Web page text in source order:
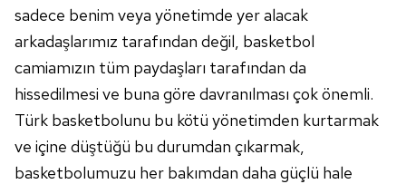
reklam/pazarlama faaliyetlerinin yapılması, amaçlarıyla
sınırlı olarak açık rızanız dahilinde kullanılacaktır.
Çerezlere ilişkin tercihlerinizi aşağıda yer alan panel
vasıtasıyla belirleyebilirsiniz. Çerezlere ilişkin detaylı bilgi
için Ayarlar butonuna tıklayabilir,
Metnimiziziyaret edebilirsiniz.
sadece benim veya yönetimde yer alacak
arkadaşlarımız tarafından değil, basketbol
camiamızın tüm paydaşları tarafından da
hissedilmesi ve buna göre davranılması çok önemli.
Türk basketbolunu bu kötü yönetimden kurtarmak
ve içine düştüğü bu durumdan çıkarmak,
basketbolumuzu her bakımdan daha güçlü hale